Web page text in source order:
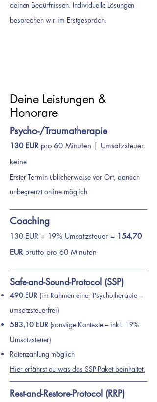
deinen Bedürfnissen. Individuelle Lösungen
besprechen wir im Erstgespräch.
Deine Leistungen &
Honorare
Psycho-/Traumatherapie
130 EURpro 60 Minuten | Umsatzsteuer:
keine
Erster Termin üblicherweise vor Ort, danach
unbegrenzt online möglich
Coaching
130 EUR + 19% Umsatzsteuer = 154,70
EURbrutto pro 60 Minuten
Safe-and-Sound-Protocol (SSP)
490 EUR (im Rahmen einer Psychotherapie –
umsatzsteuerfrei)
583,10 EUR (sonstige Kontexte – inkl. 19%
Umsatzsteuer)
Ratenzahlung möglich
Hier erfährst du was das SSP-Paket beinhaltet.
Rest-and-Restore-Protocol (RRP)